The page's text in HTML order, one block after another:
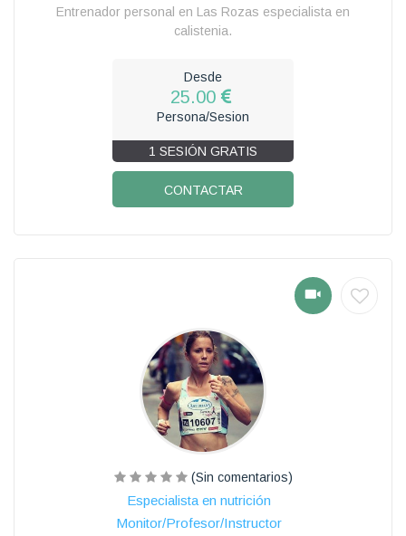
Entrenador personal en Las Rozas especialista en
calistenia.
Desde
25.00
Persona/Sesion
1 SESIÓN GRATIS
CONTACTAR
(Sin comentarios)
Especialista en nutrición
Monitor/Profesor/Instructor